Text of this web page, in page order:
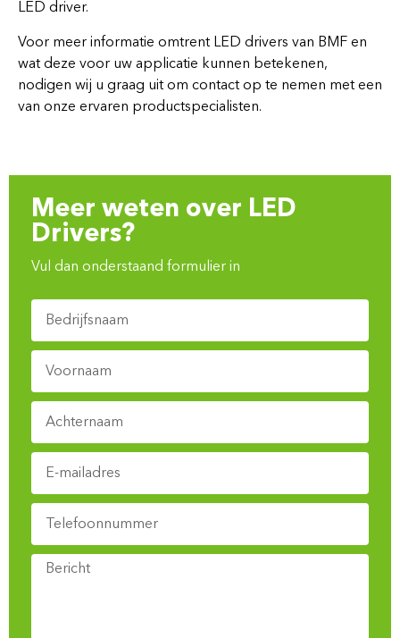
LED driver.
Voor meer informatie omtrent LED drivers van BMF en
wat deze voor uw applicatie kunnen betekenen,
nodigen wij u graag uit om contact op te nemen met een
van onze ervaren productspecialisten.
Meer weten over LED
Drivers?
Vul dan onderstaand formulier in